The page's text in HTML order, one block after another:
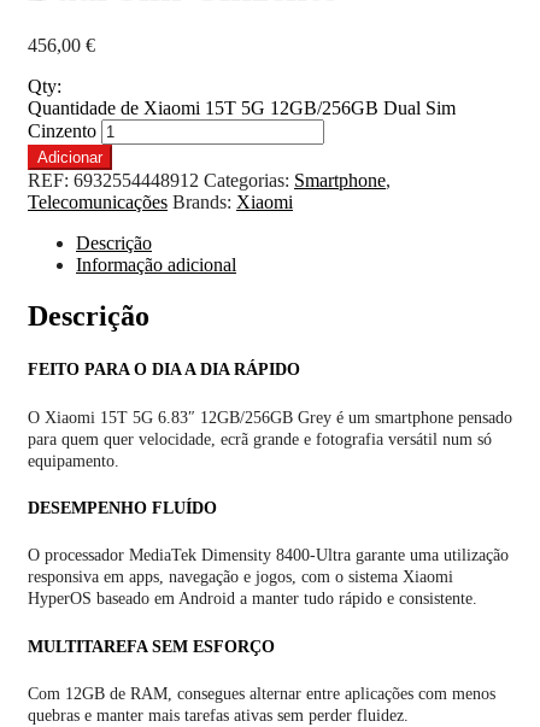
456,00 €
Qty:
Quantidade de Xiaomi 15T 5G 12GB/256GB Dual Sim
Cinzento
Adicionar
REF: 6932554448912 Categorias: Smartphone,
Telecomunicações Brands: Xiaomi
Descrição
Informação adicional
Descrição
FEITO PARA O DIA A DIA RÁPIDO
O Xiaomi 15T 5G 6.83″ 12GB/256GB Grey é um smartphone pensado
para quem quer velocidade, ecrã grande e fotografia versátil num só
equipamento.
DESEMPENHO FLUÍDO
O processador MediaTek Dimensity 8400-Ultra garante uma utilização
responsiva em apps, navegação e jogos, com o sistema Xiaomi
HyperOS baseado em Android a manter tudo rápido e consistente.
MULTITAREFA SEM ESFORÇO
Com 12GB de RAM, consegues alternar entre aplicações com menos
quebras e manter mais tarefas ativas sem perder fluidez.